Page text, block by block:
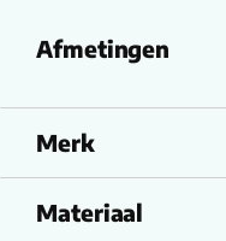
Afmetingen
Merk
Materiaal